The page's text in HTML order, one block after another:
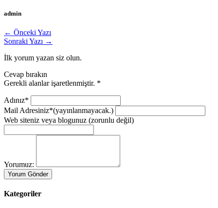
admin
← Önceki Yazı
Sonraki Yazı →
İlk yorum yazan siz olun.
Cevap bırakın
Gerekli alanlar işaretlenmiştir. *
Adınız*
Mail Adresiniz*(yayınlanmayacak.)
Web siteniz veya blogunuz (zorunlu değil)
Yorumuz:
Kategoriler